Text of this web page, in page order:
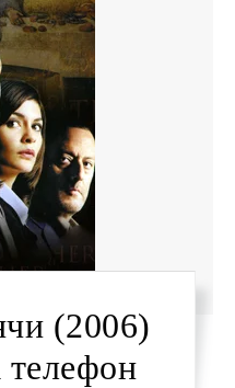
(2006)
телефон